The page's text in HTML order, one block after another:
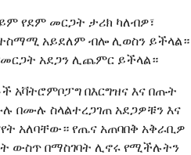
የደም መርጋት ታሪክ ካለብዎ፣
አይደለም ብሎ ሊወስን ይችላል።
አደጋን ሊጨምር ይችላል።
በእርግዝና እና በጡት
በሙሉ ስላልተረጋገጠ አደጋዎቹን እና
አለባቸው። የጤና አጠባበቅ አቅራቢዎ
ውስጥ በማስገባት ሊኖሩ የሚችሉትን